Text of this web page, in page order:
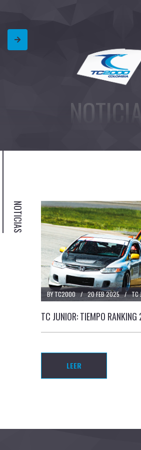
NOTICIAS
BY TC2000 20 FEB 2025 TC
TC JUNIOR: TIEMPO
LEER